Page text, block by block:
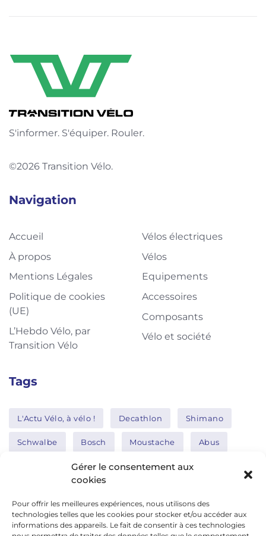
Gérer le consentement aux
cookies
Pour offrir les meilleures expériences, nous utilisons des
technologies telles que les cookies pour stocker et/ou accéder aux
informations des appareils. Le fait de consentir à ces technologies
S'informer. S'équiper. Rouler.
©2026 Transition Vélo.
Navigation
Accueil
À propos
Mentions Légales
Politique de cookies
(UE)
L’Hebdo Vélo, par
Transition Vélo
Vélos électriques
Vélos
Equipements
Accessoires
Composants
Vélo et société
Tags
L'Actu Vélo, à vélo ! Decathlon Shimano
Schwalbe Bosch Moustache Abus
Thule Nakamura
Réseaux sociaux